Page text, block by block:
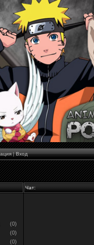
|Вход
Чат:
(0)
(0)
(0)